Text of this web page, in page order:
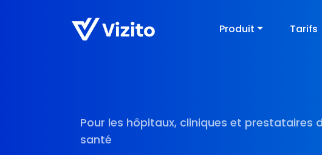
Produit Tarifs
Pour les hôpitaux, cliniques et prestataires
santé